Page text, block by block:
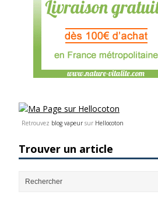
Retrouvez blog vapeur sur Hellocoton
Trouver un article